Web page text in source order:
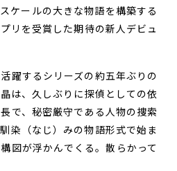
ケールの大きな物語を構築する
リを受賞した期待の新人デビュ
躍するシリーズの約五年ぶりの
は、久しぶりに探偵としての依
で、秘密厳守である人物の捜索
染（なじ）みの物語形式で始ま
図が浮かんでくる。散らかって